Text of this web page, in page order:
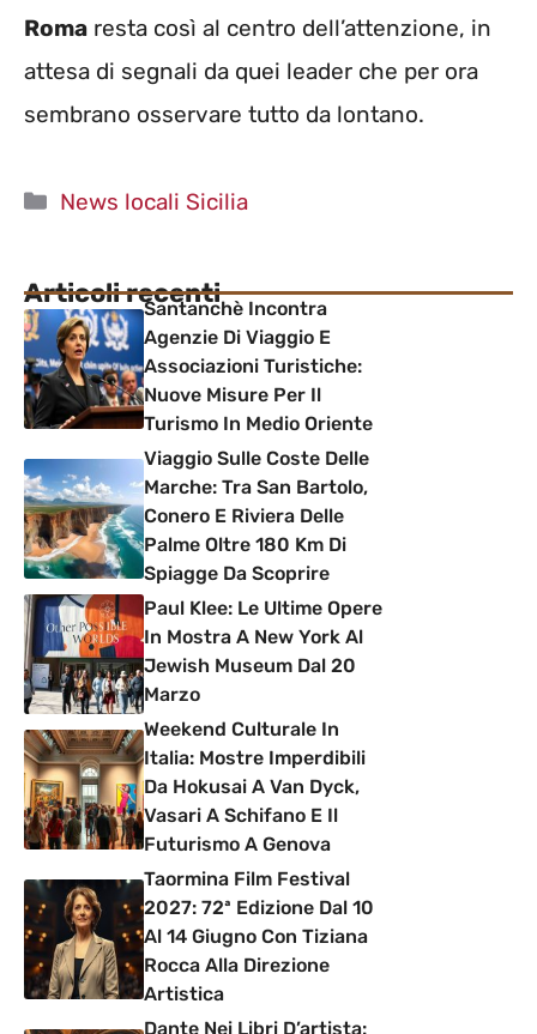
Roma resta così al centro dell’attenzione, in
attesa di segnali da quei leader che per ora
sembrano osservare tutto da lontano.
Categorie
News locali Sicilia
Articoli recentiSantanchè Incontra
Agenzie Di Viaggio E
Associazioni Turistiche:
Nuove Misure Per Il
Turismo In Medio Oriente
Viaggio Sulle Coste Delle
Marche: Tra San Bartolo,
Conero E Riviera Delle
Palme Oltre 180 Km Di
Spiagge Da Scoprire
Paul Klee: Le Ultime Opere
In Mostra A New York Al
Jewish Museum Dal 20
Marzo
Weekend Culturale In
Italia: Mostre Imperdibili
Da Hokusai A Van Dyck,
Vasari A Schifano E Il
Futurismo A Genova
Taormina Film Festival
2027: 72ª Edizione Dal 10
Al 14 Giugno Con Tiziana
Rocca Alla Direzione
Artistica
Dante Nei Libri D’artista: